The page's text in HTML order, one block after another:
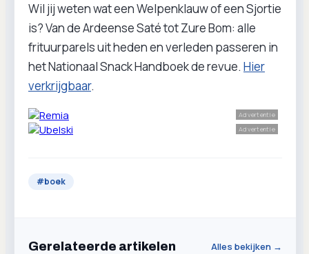
Wil jij weten wat een Welpenklauw of een Sjortie
is? Van de Ardeense Saté tot Zure Bom: alle
frituurparels uit heden en verleden passeren in
het Nationaal Snack Handboek de revue. Hier
verkrijgbaar.
Advertentie
Advertentie
#boek
Gerelateerde artikelen Alles bekijken →